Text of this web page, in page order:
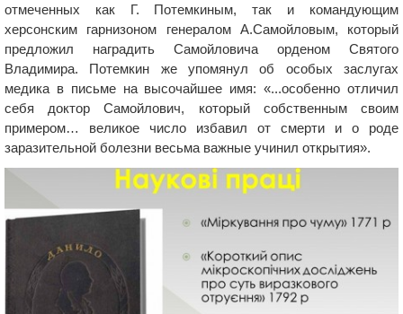
отмеченных как Г. Потемкиным, так и командующим
херсонским гарнизоном генералом А.Самойловым, который
предложил наградить Самойловича орденом Святого
Владимира. Потемкин же упомянул об особых заслугах
медика в письме на высочайшее имя: «...особенно отличил
себя доктор Самойлович, который собственным своим
примером… великое число избавил от смерти и о роде
заразительной болезни весьма важные учинил открытия».